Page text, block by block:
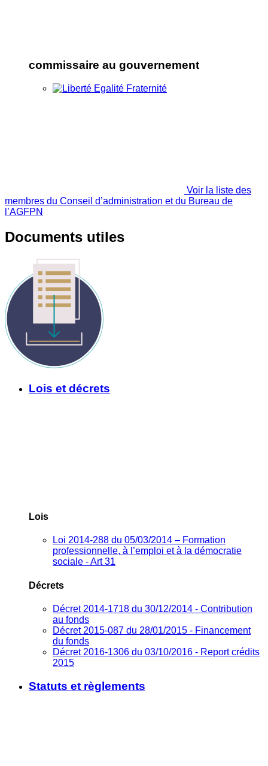
commissaire au gouvernement
Voir la liste des
membres du Conseil d’administration et du Bureau de
l’AGFPN
Documents utiles
Lois et décrets
Lois
Loi 2014-288 du 05/03/2014 – Formation
professionnelle, à l’emploi et à la démocratie
sociale - Art 31
Décrets
Décret 2014-1718 du 30/12/2014 - Contribution
au fonds
Décret 2015-087 du 28/01/2015 - Financement
du fonds
Décret 2016-1306 du 03/10/2016 - Report crédits
2015
Statuts et règlements